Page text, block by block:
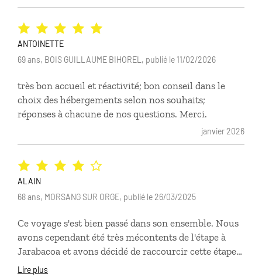
Merci pour tout!!!
très bon accueil et réactivité; bon conseil dans le
choix des hébergements selon nos souhaits;
réponses à chacune de nos questions. Merci.
janvier 2026
ANTOINETTE
69 ans, BOIS GUILLAUME BIHOREL, publié le 11/02/2026
Ce voyage s'est bien passé dans son ensemble. Nous
avons cependant été très mécontents de l'étape à
Jarabacoa et avons décidé de raccourcir cette étape
de trois nuits à une seule. Ce soit-disant éco-lodge
Lire plus
ALAIN
68 ans, MORSANG SUR ORGE, publié le 26/03/2025